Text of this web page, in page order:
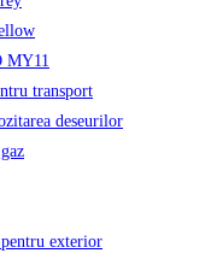
MY11
transport
deseurilor
exterior